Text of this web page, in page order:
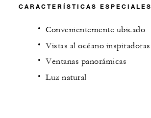
CARACTERÍSTICAS ESPECIALES
Convenientemente ubicado
Vistas al océano inspiradoras
Ventanas panorámicas
Luz natural